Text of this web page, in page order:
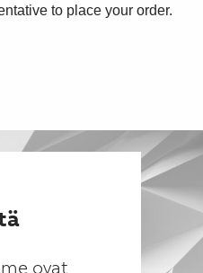
to place your order.
ovat